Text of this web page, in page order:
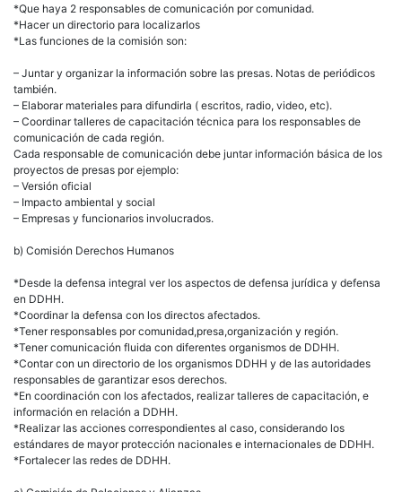
*Que haya 2 responsables de comunicación por comunidad.
*Hacer un directorio para localizarlos
*Las funciones de la comisión son:
– Juntar y organizar la información sobre las presas. Notas de periódicos
también.
– Elaborar materiales para difundirla ( escritos, radio, video, etc).
– Coordinar talleres de capacitación técnica para los responsables de
comunicación de cada región.
Cada responsable de comunicación debe juntar información básica de los
proyectos de presas por ejemplo:
– Versión oficial
– Impacto ambiental y social
– Empresas y funcionarios involucrados.
b) Comisión Derechos Humanos
*Desde la defensa integral ver los aspectos de defensa jurídica y defensa
en DDHH.
*Coordinar la defensa con los directos afectados.
*Tener responsables por comunidad,presa,organización y región.
*Tener comunicación fluida con diferentes organismos de DDHH.
*Contar con un directorio de los organismos DDHH y de las autoridades
responsables de garantizar esos derechos.
*En coordinación con los afectados, realizar talleres de capacitación, e
información en relación a DDHH.
*Realizar las acciones correspondientes al caso, considerando los
estándares de mayor protección nacionales e internacionales de DDHH.
*Fortalecer las redes de DDHH.